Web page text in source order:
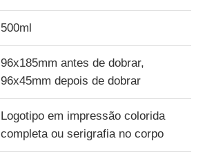
500ml
96x185mm antes de dobrar,
96x45mm depois de dobrar
Logotipo em impressão colorida
completa ou serigrafia no corpo